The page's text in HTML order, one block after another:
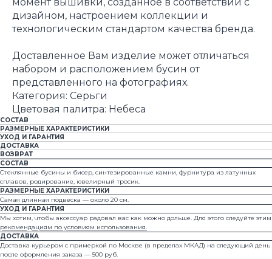
дизайном, настроением коллекции и
технологическим стандартом качества бренда.
Доставленное Вам изделие может отличаться
набором и расположением бусин от
представленного на фотографиях.
Категория: Серьги
Цветовая палитра: Небеса
СОСТАВ
РАЗМЕРНЫЕ ХАРАКТЕРИСТИКИ
УХОД И ГАРАНТИЯ
ДОСТАВКА
ВОЗВРАТ
СОСТАВ
Стеклянные бусины и бисер, синтезированные камни, фурнитура из латунных
сплавов, родирование, ювелирный тросик.
РАЗМЕРНЫЕ ХАРАКТЕРИСТИКИ
Самая длинная подвеска — около 20 см.
УХОД И ГАРАНТИЯ
Мы хотим, чтобы аксессуар радовал вас как можно дольше. Для этого следуйте этим
рекомендациям по условиям использования.
ДОСТАВКА
Доставка курьером с примеркой по Москве (в пределах МКАД) на следующий день
после оформления заказа — 500 руб.
© 2024 all rights reserved